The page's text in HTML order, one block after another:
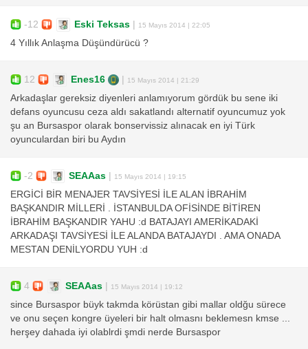
-12 Eski Teksas | 15 Mayıs 2014 | 22:05
4 Yıllık Anlaşma Düşündürücü ?
12 Enes16 | 15 Mayıs 2014 | 21:29
Arkadaşlar gereksiz diyenleri anlamıyorum gördük bu sene iki
defans oyuncusu ceza aldı sakatlandı alternatif oyuncumuz yok
şu an Bursaspor olarak bonservissiz alınacak en iyi Türk
oyunculardan biri bu Aydın
-2 SEAAas | 15 Mayıs 2014 | 19:15
ERGİCİ BİR MENAJER TAVSİYESİ İLE ALAN İBRAHİM
BAŞKANDIR MİLLERİ . İSTANBULDA OFİSİNDE BİTİREN
İBRAHİM BAŞKANDIR YAHU :d BATAJAYI AMERİKADAKİ
ARKADAŞI TAVSİYESİ İLE ALANDA BATAJAYDI . AMA ONADA
MESTAN DENİLYORDU YUH :d
4 SEAAas | 15 Mayıs 2014 | 19:12
since Bursaspor büyk takmda körüstan gibi mallar oldğu sürece
ve onu seçen kongre üyeleri bir halt olmasnı beklemesn kmse ...
herşey dahada iyi olablrdi şmdi nerde Bursaspor